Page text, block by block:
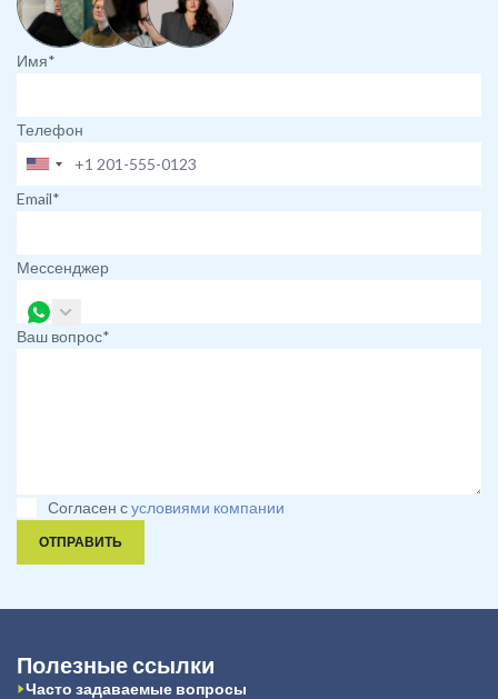
Имя*
Телефон
Email*
Мессенджер
Ваш вопрос*
Согласен сусловиями компании
ОТПРАВИТЬ
Полезные ссылки
Часто задаваемые вопросы